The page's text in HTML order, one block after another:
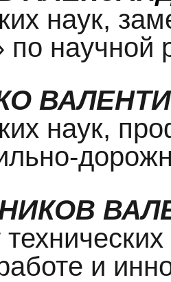
наук,
по научной
наук,
и